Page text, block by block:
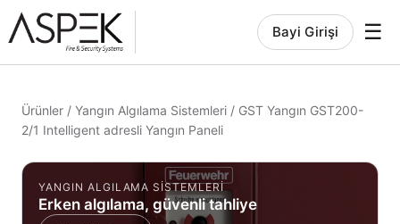
Bayi Girişi ☰
Ürünler / Yangın Algılama Sistemleri / GST Yangın GST200-
2/1 Intelligent adresli Yangın Paneli
YANGIN ALGILAMA SISTEMLERI
Erken algılama, güvenli tahliye